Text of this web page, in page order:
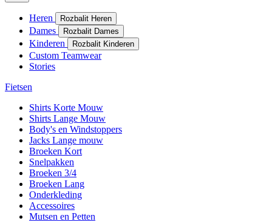
Heren Rozbalit Heren
Dames Rozbalit Dames
Kinderen Rozbalit Kinderen
Custom Teamwear
Stories
Fietsen
Shirts Korte Mouw
Shirts Lange Mouw
Body's en Windstoppers
Jacks Lange mouw
Broeken Kort
Snelpakken
Broeken 3/4
Broeken Lang
Onderkleding
Accessoires
Mutsen en Petten